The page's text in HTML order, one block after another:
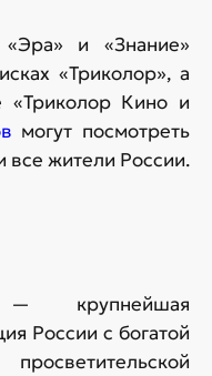
и «Знание»
«Триколор», а
«Триколор Кино и
могут посмотреть
все жители России.
крупнейшая
России с богатой